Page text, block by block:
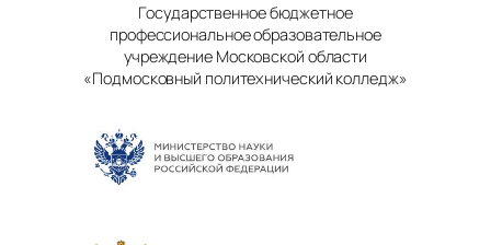
Государственное бюджетное
профессиональное образовательное
учреждение Московской области
«Подмосковный политехнический колледж»